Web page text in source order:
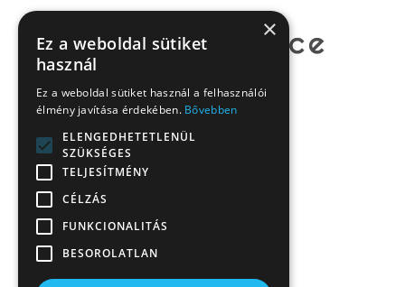
×
Ez a weboldal sütiket
használ
Ez a weboldal sütiket használ a felhasználói
élmény javítása érdekében. Bővebben
ELENGEDHETETLENÜL
SZÜKSÉGES
TELJESÍTMÉNY
CÉLZÁS
FUNKCIONALITÁS
BESOROLATLAN